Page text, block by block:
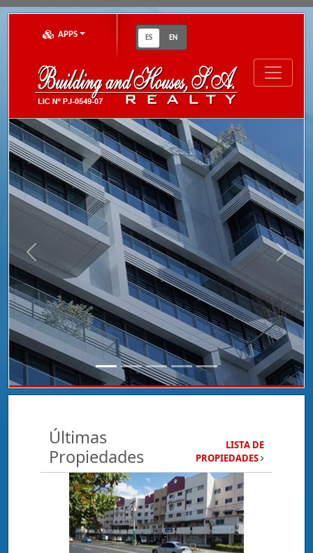
APPS ES EN
Previous Next
Últimas
Propiedades
LISTA DE
PROPIEDADES